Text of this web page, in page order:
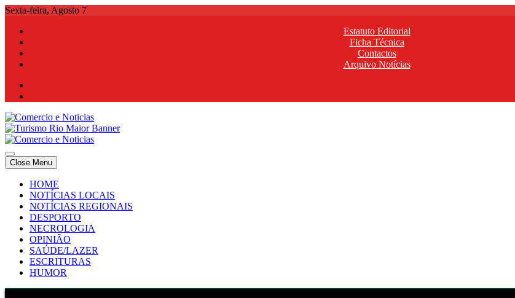
Skip
content
Sexta-feira, Agosto 7
Estatuto Editorial
Ficha Técnica
Contactos
Arquivo Notícias
Comercio e Noticias
Notícias e Publicidade Online
Comercio e Noticias
Notícias e Publicidade Online
Close Menu
HOME
NOTÍCIAS LOCAIS
NOTÍCIAS REGIONAIS
DESPORTO
NECROLOGIA
OPINIÃO
SAÚDE/LAZER
ESCRITURAS
HUMOR